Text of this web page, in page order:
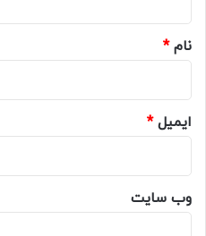
نام*
ایمیل*
وب‌ سایت